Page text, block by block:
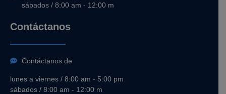
sábados / 8:00 am - 12:00 m
Contáctanos
Contáctanos de
lunes a viernes / 8:00 am - 5:00 pm
sábados / 8:00 am - 12:00 m